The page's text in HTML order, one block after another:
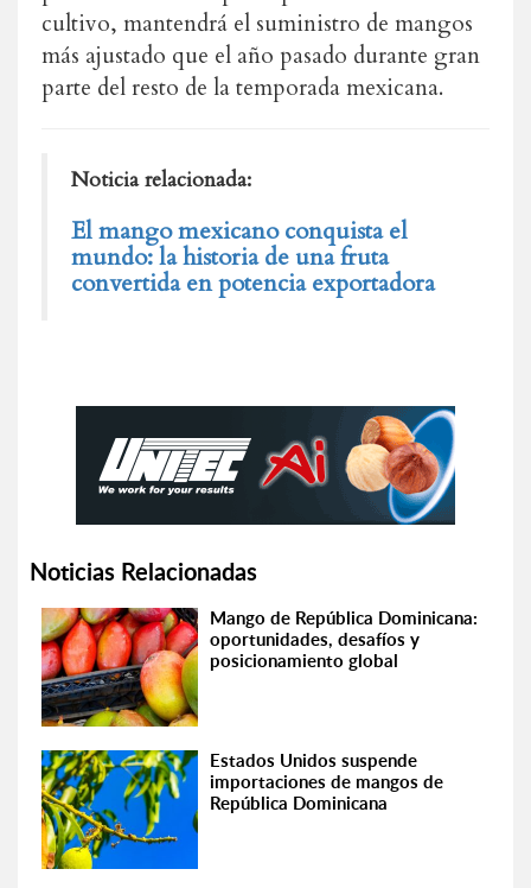
cultivo, mantendrá el suministro de mangos
más ajustado que el año pasado durante gran
parte del resto de la temporada mexicana.
Noticia relacionada:
El mango mexicano conquista el
mundo: la historia de una fruta
convertida en potencia exportadora
Noticias Relacionadas
Mango de República Dominicana:
oportunidades, desafíos y
posicionamiento global
Estados Unidos suspende
importaciones de mangos de
República Dominicana